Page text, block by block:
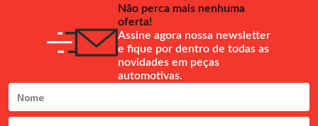
Não perca mais nenhuma
oferta!
Assine agora nossa newsletter
e fique por dentro de todas as
novidades em peças
automotivas.